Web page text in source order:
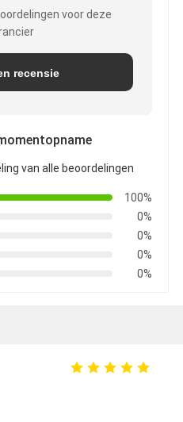
voor deze
recensie
van alle beoordelingen
100%
0%
0%
0%
0%